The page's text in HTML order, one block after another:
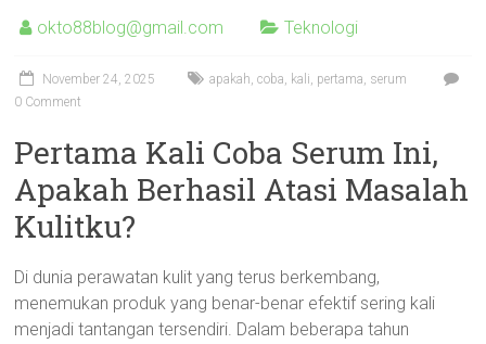
okto88blog@gmail.com Teknologi
November 24, 2025 apakah,coba, kali, pertama, serum
0 Comment
Pertama Kali Coba Serum Ini,
Apakah Berhasil Atasi Masalah
Kulitku?
Di dunia perawatan kulit yang terus berkembang,
menemukan produk yang benar-benar efektif sering kali
menjadi tantangan tersendiri. Dalam beberapa tahun